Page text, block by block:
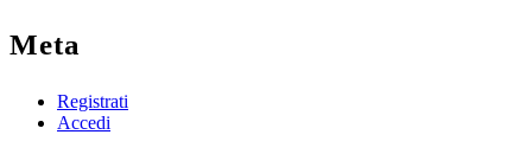
Meta
Registrati
Accedi